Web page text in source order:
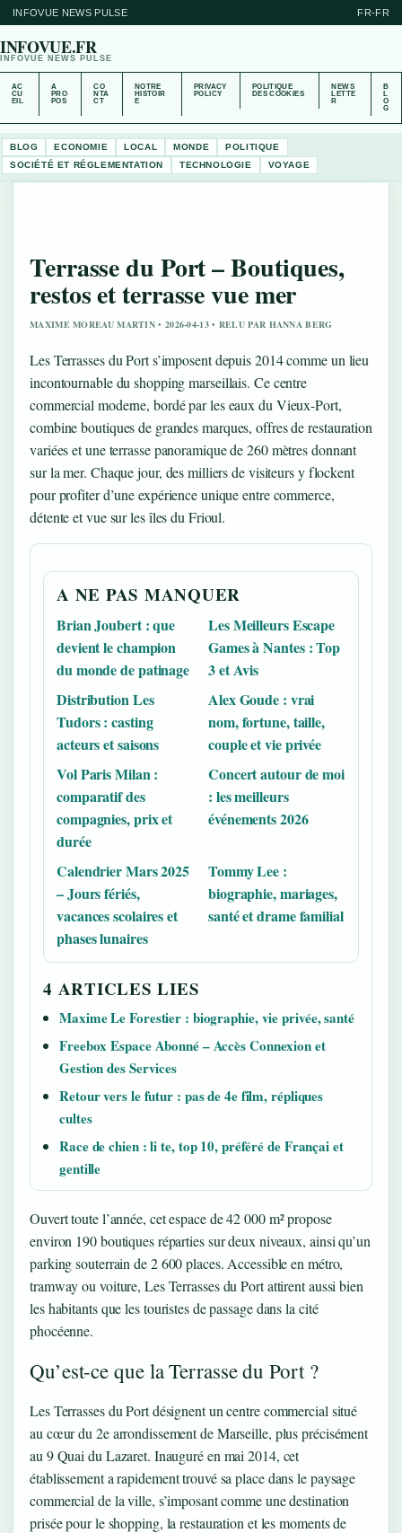
INFOVUE NEWS PULSE FR-FR
INFOVUE.FR
INFOVUE NEWS PULSE
AC
CU
EIL
A
PRO
POS
CO
NTA
CT
NOTRE
HISTOIR
E
PRIVACY
POLICY
POLITIQUE
DES COOKIES
NEWS
LETTE
R
B
L
O
G
BLOG ECONOMIE LOCAL MONDE
POLITIQUE
SOCIÉTÉ ET RÉGLEMENTATION
TECHNOLOGIE VOYAGE
Terrasse du Port – Boutiques,
restos et terrasse vue mer
MAXIME MOREAU MARTIN • 2026-04-13 • RELU PAR HANNA BERG
Les Terrasses du Port s’imposent depuis 2014 comme un lieu
incontournable du shopping marseillais. Ce centre
commercial moderne, bordé par les eaux du Vieux-Port,
combine boutiques de grandes marques, offres de restauration
variées et une terrasse panoramique de 260 mètres donnant
sur la mer. Chaque jour, des milliers de visiteurs y flockent
pour profiter d’une expérience unique entre commerce,
détente et vue sur les îles du Frioul.
A NE PAS MANQUER
Brian Joubert : que
devient le champion
du monde de patinage
Les Meilleurs Escape
Games à Nantes : Top
3 et Avis
Distribution Les
Tudors : casting
acteurs et saisons
Alex Goude : vrai
nom, fortune, taille,
couple et vie privée
Vol Paris Milan :
comparatif des
compagnies, prix et
durée
Concert autour de moi
: les meilleurs
événements 2026
Calendrier Mars 2025
– Jours fériés,
vacances scolaires et
phases lunaires
Tommy Lee :
biographie, mariages,
santé et drame familial
4 ARTICLES LIES
Maxime Le Forestier : biographie, vie privée, santé
Freebox Espace Abonné – Accès Connexion et
Gestion des Services
Retour vers le futur : pas de 4e film, répliques
cultes
Race de chien : li te, top 10, préféré de Françai et
gentille
Ouvert toute l’année, cet espace de 42 000 m² propose
environ 190 boutiques réparties sur deux niveaux, ainsi qu’un
parking souterrain de 2 600 places. Accessible en métro,
tramway ou voiture, Les Terrasses du Port attirent aussi bien
les habitants que les touristes de passage dans la cité
phocéenne.
Qu’est-ce que la Terrasse du Port ?
Les Terrasses du Port désignent un centre commercial situé
au cœur du 2e arrondissement de Marseille, plus précisément
au 9 Quai du Lazaret. Inauguré en mai 2014, cet
établissement a rapidement trouvé sa place dans le paysage
commercial de la ville, s’imposant comme une destination
prisée pour le shopping, la restauration et les moments de